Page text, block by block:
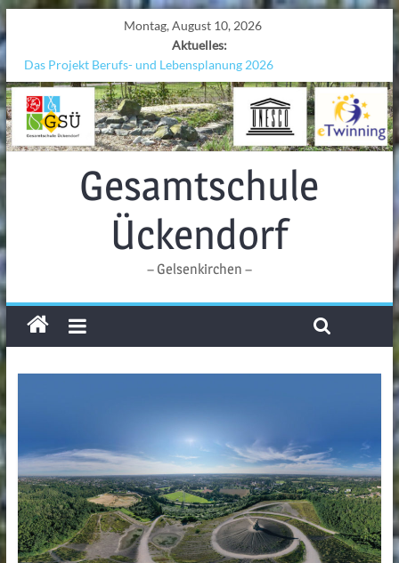
Montag, August 10, 2026
Aktuelles:
Das Projekt Berufs- und Lebensplanung 2026
UNESCO Stadtradeln „Grenzen überwinden“
KCC-Workshop
Sicherheit auf den Wellen: Lehrkräfte bilden sich in Alicante fort
Ferien!!!
Gesamtschule
Ückendorf
– Gelsenkirchen –